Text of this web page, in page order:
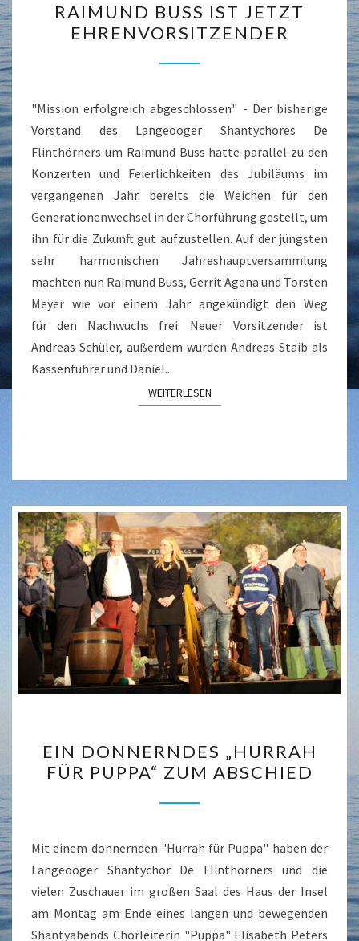
BUSS
IST
JETZT
RAIMUND BUSS IST JETZT
EHRENVORSITZENDER
"Mission erfolgreich abgeschlossen" - Der bisherige
Vorstand des Langeooger Shantychores De
Flinthörners um Raimund Buss hatte parallel zu den
Konzerten und Feierlichkeiten des Jubiläums im
vergangenen Jahr bereits die Weichen für den
Generationenwechsel in der Chorführung gestellt, um
ihn für die Zukunft gut aufzustellen. Auf der jüngsten
sehr harmonischen Jahreshauptversammlung
machten nun Raimund Buss, Gerrit Agena und Torsten
Meyer wie vor einem Jahr angekündigt den Weg
für den Nachwuchs frei. Neuer Vorsitzender ist
Andreas Schüler, außerdem wurden Andreas Staib als
Kassenführer und Daniel...
WEITERLESENWEITERLESEN
DONNERNDES
„HURRAH
FÜR
ZUM
ABSCHIED
EIN DONNERNDES „HURRAH
FÜR PUPPA“ ZUM ABSCHIED
Mit einem donnernden "Hurrah für Puppa" haben der
Langeooger Shantychor De Flinthörners und die
vielen Zuschauer im großen Saal des Haus der Insel
am Montag am Ende eines langen und bewegenden
Shantyabends Chorleiterin "Puppa" Elisabeth Peters